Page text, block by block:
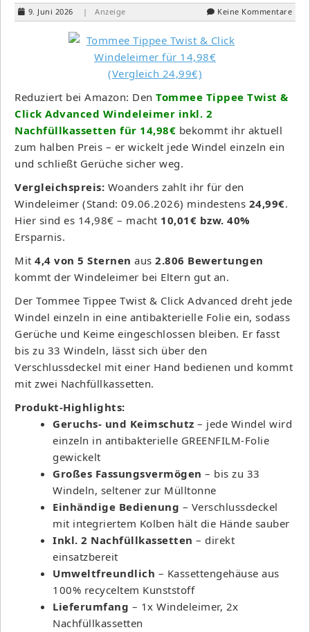
9. Juni 2026 | Anzeige Keine Kommentare
Reduziert bei Amazon: Den Tommee Tippee Twist &
Click Advanced Windeleimer inkl. 2
Nachfüllkassetten für 14,98€ bekommt ihr aktuell
zum halben Preis – er wickelt jede Windel einzeln ein
und schließt Gerüche sicher weg.
Vergleichspreis: Woanders zahlt ihr für den
Windeleimer (Stand: 09.06.2026) mindestens 24,99€.
Hier sind es 14,98€ – macht 10,01€ bzw. 40%
Ersparnis.
Mit 4,4 von 5 Sternen aus 2.806 Bewertungen
kommt der Windeleimer bei Eltern gut an.
Der Tommee Tippee Twist & Click Advanced dreht jede
Windel einzeln in eine antibakterielle Folie ein, sodass
Gerüche und Keime eingeschlossen bleiben. Er fasst
bis zu 33 Windeln, lässt sich über den
Verschlussdeckel mit einer Hand bedienen und kommt
mit zwei Nachfüllkassetten.
Produkt-Highlights:
Geruchs- und Keimschutz – jede Windel wird
einzeln in antibakterielle GREENFILM-Folie
gewickelt
Großes Fassungsvermögen – bis zu 33
Windeln, seltener zur Mülltonne
Einhändige Bedienung – Verschlussdeckel
mit integriertem Kolben hält die Hände sauber
Inkl. 2 Nachfüllkassetten – direkt
einsatzbereit
Umweltfreundlich – Kassettengehäuse aus
100% recyceltem Kunststoff
Lieferumfang – 1x Windeleimer, 2x
Nachfüllkassetten